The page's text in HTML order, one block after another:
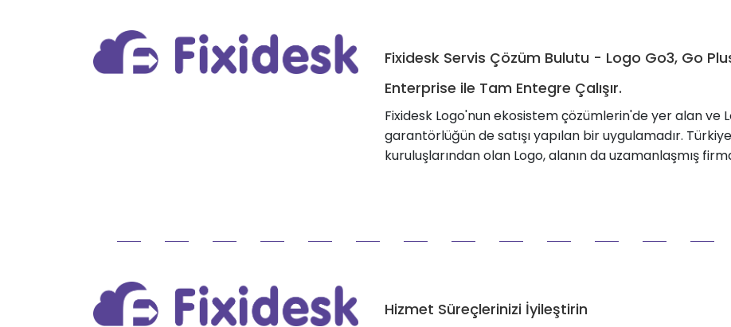
Fixidesk Servis Çözüm Bulutu - Logo Go3, Go
Enterprise ile Tam Entegre Çalışır.
Fixidesk Logo'nun ekosistem çözümlerin'de yer alan ve
garantörlüğün de satışı yapılan bir uygulamadır.
kuruluşlarından olan Logo, alanın da uzamanlaşmış
Hizmet Süreçlerinizi İyileştirin